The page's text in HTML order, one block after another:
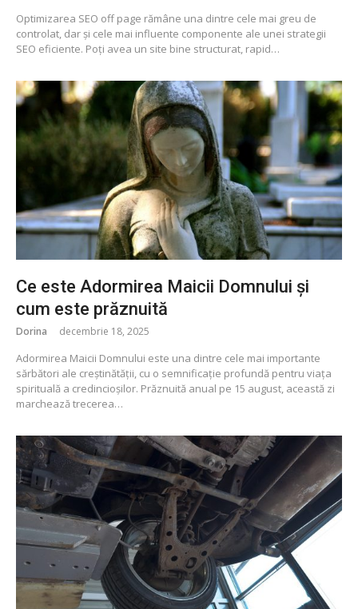
Optimizarea SEO off page rămâne una dintre cele mai greu de
controlat, dar și cele mai influente componente ale unei strategii
SEO eficiente. Poți avea un site bine structurat, rapid…
Ce este Adormirea Maicii Domnului și
cum este prăznuită
Dorina decembrie 18, 2025
Adormirea Maicii Domnului este una dintre cele mai importante
sărbători ale creștinătății, cu o semnificație profundă pentru viața
spirituală a credincioșilor. Prăznuită anual pe 15 august, această zi
marchează trecerea…